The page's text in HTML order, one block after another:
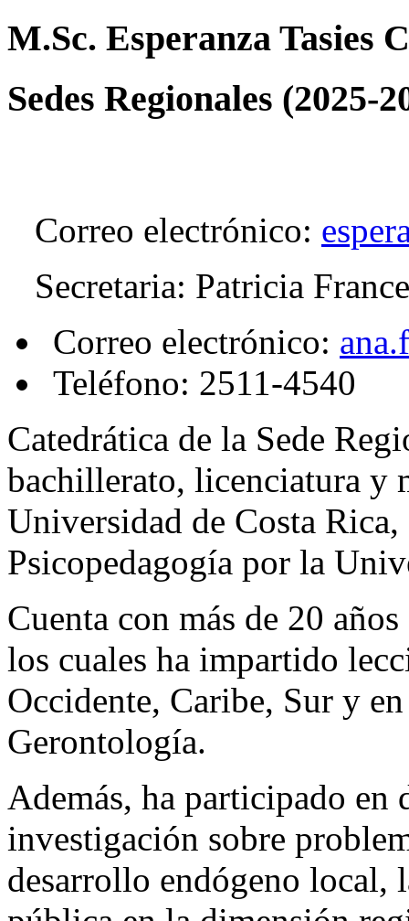
M.Sc. Esperanza Tasies
Sedes Regionales (2025-
Correo electrónico:
Secretaria: Patricia
Correo electrónico:
Teléfono: 2511-4540
Catedrática de la Sede
bachillerato, licenciatura y
Universidad de Costa
Psicopedagogía por la
Cuenta con más de 20
los cuales ha impartido
Occidente, Caribe, Sur y
Gerontología.
Además, ha participado en
investigación sobre
desarrollo endógeno local,